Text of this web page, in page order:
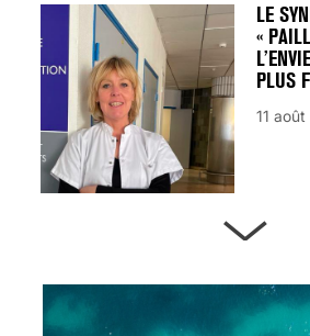
LE
«
PLUS
11
13